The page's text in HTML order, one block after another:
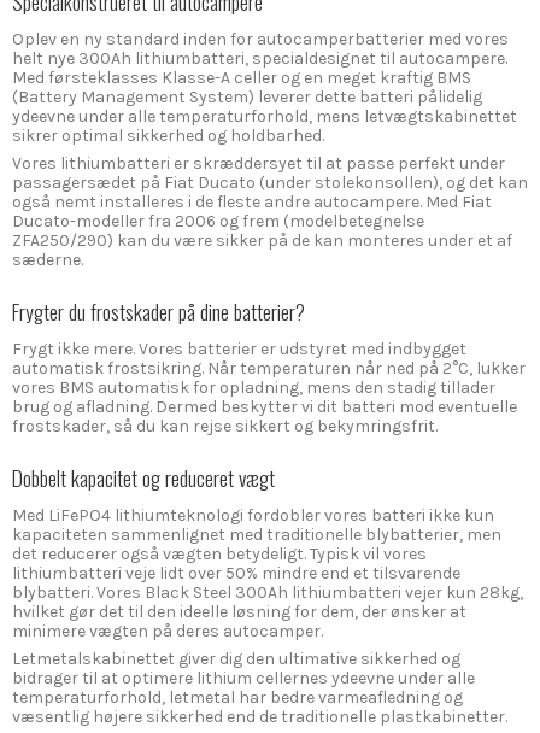
Oplev en ny standard inden for autocamperbatterier med vores
helt nye 300Ah lithiumbatteri, specialdesignet til autocampere.
Med førsteklasses Klasse-A celler og en meget kraftig BMS
(Battery Management System) leverer dette batteri pålidelig
ydeevne under alle temperaturforhold, mens letvægtskabinettet
sikrer optimal sikkerhed og holdbarhed.
Vores lithiumbatteri er skræddersyet til at passe perfekt under
passagersædet på Fiat Ducato (under stolekonsollen), og det kan
også nemt installeres i de fleste andre autocampere. Med Fiat
Ducato-modeller fra 2006 og frem (modelbetegnelse
ZFA250/290) kan du være sikker på de kan monteres under et af
sæderne.
Frygter du frostskader på dine batterier?
Frygt ikke mere. Vores batterier er udstyret med indbygget
automatisk frostsikring. Når temperaturen når ned på 2°C, lukker
vores BMS automatisk for opladning, mens den stadig tillader
brug og afladning. Dermed beskytter vi dit batteri mod eventuelle
frostskader, så du kan rejse sikkert og bekymringsfrit.
Dobbelt kapacitet og reduceret vægt
Med LiFePO4 lithiumteknologi fordobler vores batteri ikke kun
kapaciteten sammenlignet med traditionelle blybatterier, men
det reducerer også vægten betydeligt. Typisk vil vores
lithiumbatteri veje lidt over 50% mindre end et tilsvarende
blybatteri. Vores Black Steel 300Ah lithiumbatteri vejer kun 28kg,
hvilket gør det til den ideelle løsning for dem, der ønsker at
minimere vægten på deres autocamper.
Letmetalskabinettet giver dig den ultimative sikkerhed og
bidrager til at optimere lithium cellernes ydeevne under alle
temperaturforhold, letmetal har bedre varmeafledning og
væsentlig højere sikkerhed end de traditionelle plastkabinetter.